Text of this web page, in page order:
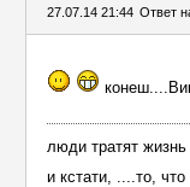
27.07.14 21:44 Ответ
люди тратят
и кстати, ....то,